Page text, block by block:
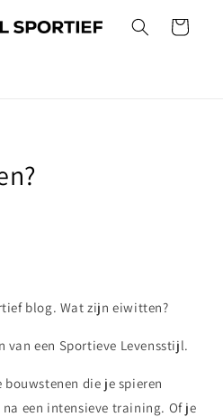
Winkelwagen
blog. Wat zijn eiwitten?
van een Sportieve Levensstijl.
die je spieren
een intensieve training. Of je